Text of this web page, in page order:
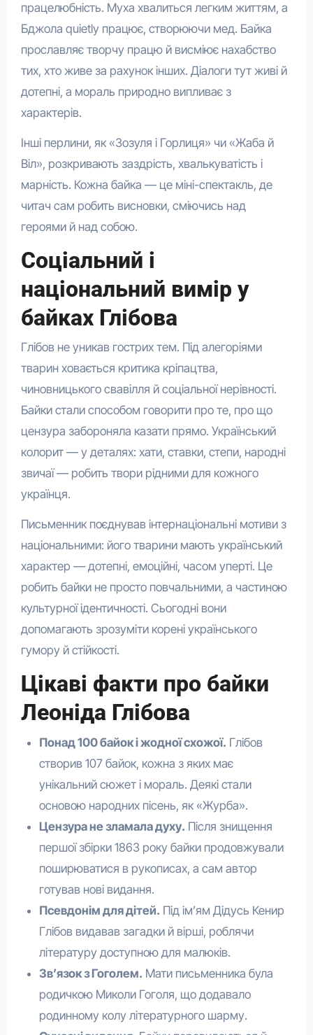
працелюбність. Муха хвалиться легким життям, а
Бджола quietly працює, створюючи мед. Байка
прославляє творчу працю й висміює нахабство
тих, хто живе за рахунок інших. Діалоги тут живі й
дотепні, а мораль природно випливає з
характерів.
Інші перлини, як «Зозуля і Горлиця» чи «Жаба й
Віл», розкривають заздрість, хвалькуватість і
марність. Кожна байка — це міні-спектакль, де
читач сам робить висновки, сміючись над
героями й над собою.
Соціальний і
національний вимір у
байках Глібова
Глібов не уникав гострих тем. Під алегоріями
тварин ховається критика кріпацтва,
чиновницького свавілля й соціальної нерівності.
Байки стали способом говорити про те, про що
цензура забороняла казати прямо. Український
колорит — у деталях: хати, ставки, степи, народні
звичаї — робить твори рідними для кожного
українця.
Письменник поєднував інтернаціональні мотиви з
національними: його тварини мають український
характер — дотепні, емоційні, часом уперті. Це
робить байки не просто повчальними, а частиною
культурної ідентичності. Сьогодні вони
допомагають зрозуміти корені українського
гумору й стійкості.
Цікаві факти про байки
Леоніда Глібова
Понад 100 байок і жодної схожої. Глібов
створив 107 байок, кожна з яких має
унікальний сюжет і мораль. Деякі стали
основою народних пісень, як «Журба».
Цензура не зламала духу. Після знищення
першої збірки 1863 року байки продовжували
поширюватися в рукописах, а сам автор
готував нові видання.
Псевдонім для дітей. Під ім’ям Дідусь Кенир
Глібов видавав загадки й вірші, роблячи
літературу доступною для малюків.
Зв’язок з Гоголем. Мати письменника була
родичкою Миколи Гоголя, що додавало
родинному колу літературного шарму.